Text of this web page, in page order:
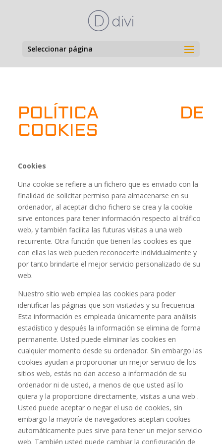
Seleccionar página
POLÍTICA DE
COOKIES
Cookies
Una cookie se refiere a un fichero que es enviado con la
finalidad de solicitar permiso para almacenarse en su
ordenador, al aceptar dicho fichero se crea y la cookie
sirve entonces para tener información respecto al tráfico
web, y también facilita las futuras visitas a una web
recurrente. Otra función que tienen las cookies es que
con ellas las web pueden reconocerte individualmente y
por tanto brindarte el mejor servicio personalizado de su
web.
Nuestro sitio web emplea las cookies para poder
identificar las páginas que son visitadas y su frecuencia.
Esta información es empleada únicamente para análisis
estadístico y después la información se elimina de forma
permanente. Usted puede eliminar las cookies en
cualquier momento desde su ordenador. Sin embargo las
cookies ayudan a proporcionar un mejor servicio de los
sitios web, estás no dan acceso a información de su
ordenador ni de usted, a menos de que usted así lo
quiera y la proporcione directamente, visitas a una web .
Usted puede aceptar o negar el uso de cookies, sin
embargo la mayoría de navegadores aceptan cookies
automáticamente pues sirve para tener un mejor servicio
web. También usted puede cambiar la configuración de